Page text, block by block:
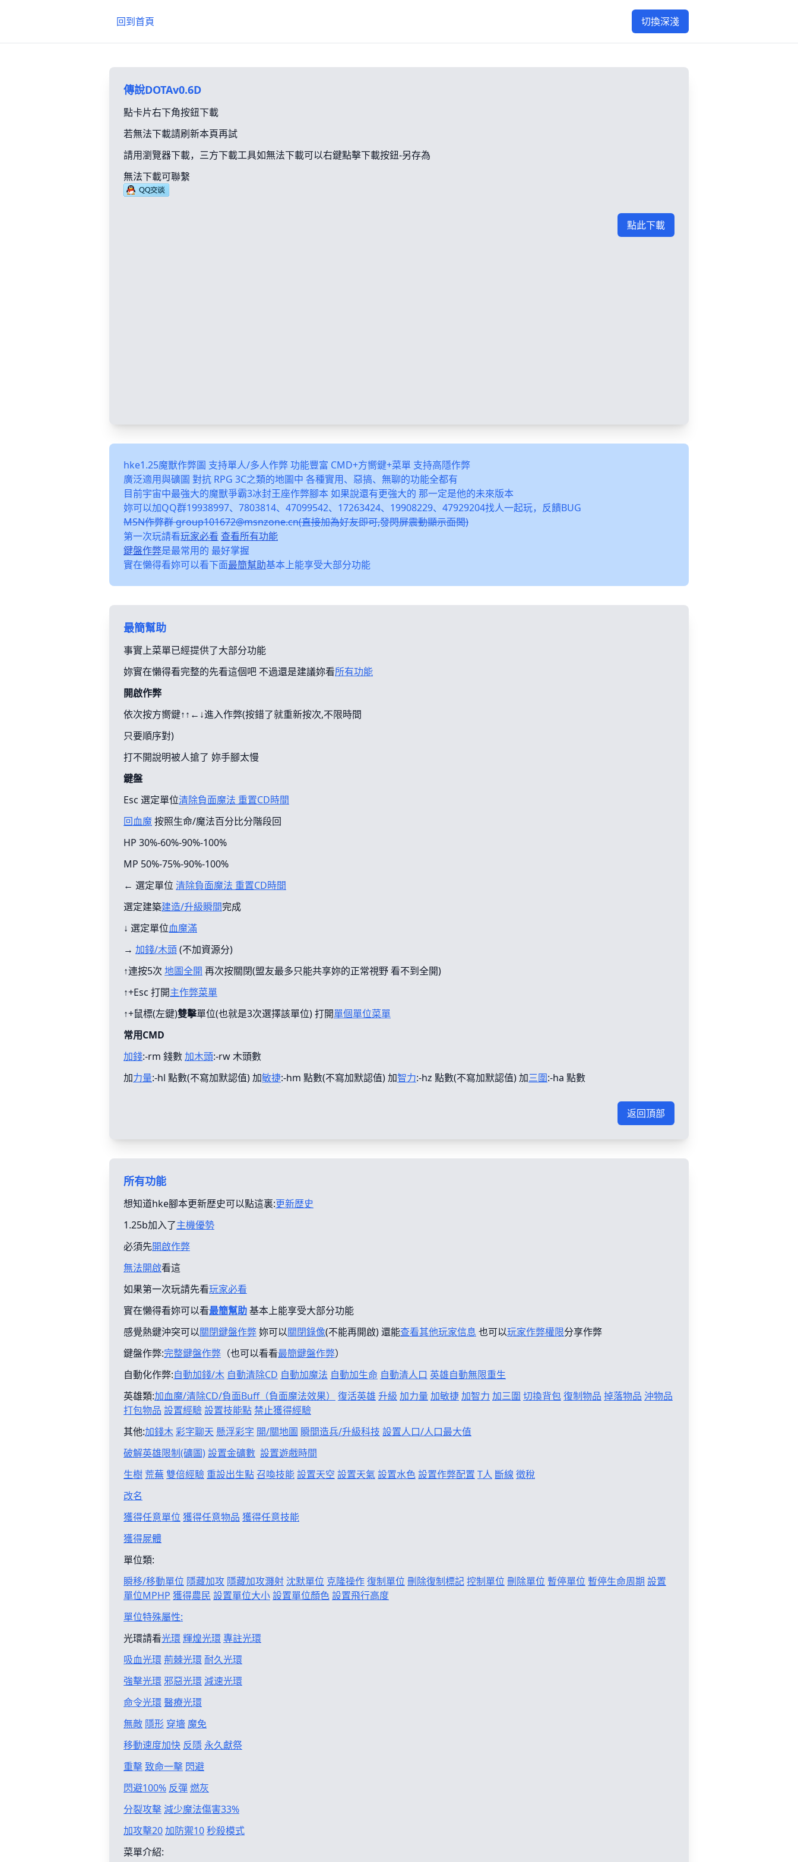
回到首頁 切換深淺
傳說DOTAv0.6D
點卡片右下角按鈕下載
若無法下載請刷新本頁再試
請用瀏覽器下載，三方下載工具如無法下載可以右鍵點擊下載按鈕-另存為
無法下載可聯繫
點此下載
hke1.25魔獸作弊圖 支持單人/多人作弊 功能豐富 CMD+方嚮鍵+菜單 支持高隱作弊
廣泛適用與礦圖 對抗 RPG 3C之類的地圖中 各種實用、惡搞、無聊的功能全都有
目前宇宙中最強大的魔獸爭霸3冰封王座作弊腳本 如果說還有更強大的 那一定是他的未來版本
妳可以加QQ群19938997、7803814、47099542、17263424、19908229、47929204找人一起玩，反饋BUG
MSN作弊群 group101672@msnzone.cn(直接加為好友即可,發閃屏震動顯示面闆)
第一次玩請看玩家必看 查看所有功能
鍵盤作弊是最常用的 最好掌握
實在懶得看妳可以看下面最簡幫助基本上能享受大部分功能
最簡幫助
事實上菜單已經提供了大部分功能
妳實在懶得看完整的先看這個吧 不過還是建議妳看所有功能
開啟作弊
依次按方嚮鍵↑↑←↓進入作弊(按錯了就重新按次,不限時間
只要順序對)
打不開說明被人搶了 妳手腳太慢
鍵盤
Esc 選定單位清除負面魔法 重置CD時間
回血魔按照生命/魔法百分比分階段回
HP 30%-60%-90%-100%
MP 50%-75%-90%-100%
← 選定單位 清除負面魔法 重置CD時間
選定建築建造/升級瞬間完成
↓ 選定單位血魔滿
→ 加錢/木頭(不加資源分)
↑連按5次 地圖全開 再次按關閉(盟友最多只能共享妳的正常視野 看不到全開)
↑+Esc 打開主作弊菜單
↑+鼠標(左鍵)雙擊單位(也就是3次選擇該單位) 打開單個單位菜單
常用CMD
加錢:-rm 錢數加木頭:-rw 木頭數
加力量:-hl 點數(不寫加默認值) 加敏捷:-hm 點數(不寫加默認值) 加智力:-hz 點數(不寫加默認值) 加三圍:-ha 點數
返回頂部
所有功能
想知道hke腳本更新歴史可以點這裏:更新歴史
1.25b加入了主機優勢
必須先開啟作弊
無法開啟看這
如果第一次玩請先看玩家必看
實在懶得看妳可以看最簡幫助基本上能享受大部分功能
感覺熱鍵沖突可以關閉鍵盤作弊妳可以關閉錄像(不能再開啟) 還能查看其他玩家信息 也可以玩家作弊權限分享作弊
鍵盤作弊:完整鍵盤作弊 （也可以看看最簡鍵盤作弊）
自動化作弊:自動加錢/木 自動清除CD 自動加魔法 自動加生命 自動清人口 英雄自動無限重生
英雄類:加血魔/清除CD/負面Buff（負面魔法效果） 復活英雄 升級 加力量 加敏捷加智力 加三圍 切換背包復制物品 掉落物品 沖物品
打包物品 設置經驗設置技能點禁止獲得經驗
其他:加錢木彩字聊天 懸浮彩字 開/關地圖 瞬間造兵/升級科技 設置人口/人口最大值
破解英雄限制(礦圖)設置金礦數 設置遊戲時間
生樹 荒蕪雙倍經驗 重設出生點召喚技能設置天空 設置天氣設置水色設置作弊配置 T人 斷線 徵稅
改名
獲得任意單位 獲得任意物品 獲得任意技能
獲得屍體
單位類:
瞬移/移動單位 隱藏加攻 隱藏加攻濺射 沈默單位 克隆操作復制單位 刪除復制標記控制單位 刪除單位 暫停單位 暫停生命周期 設置
單位MPHP 獲得農民 設置單位大小設置單位顏色設置飛行高度
單位特殊屬性:
光環請看光環輝煌光環專註光環
吸血光環荊棘光環耐久光環
強擊光環邪惡光環減速光環
命令光環醫療光環
無敵 隱形 穿墻 魔免
移動速度加快 反隱 永久獻祭
重擊致命一擊 閃避
閃避100% 反彈燃灰
分裂攻擊減少魔法傷害33%
加攻擊20加防禦10秒殺模式
菜單介紹: